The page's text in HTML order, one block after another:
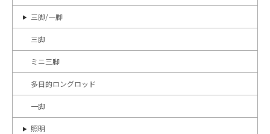
三脚/一脚
三脚
ミニ三脚
多目的ロングロッド
一脚
照明